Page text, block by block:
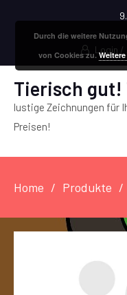
Login /
Tierisch
lustige Zeichnungen für
Preisen!
Home Produkte
Durch die weitere
von Cookies zu.